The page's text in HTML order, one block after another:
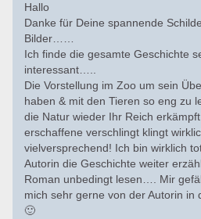
Hallo
Danke für Deine spannende
Bilder……
Ich finde die gesamte Geschichte
interessant…..
Die Vorstellung im Zoo um sein
haben & mit den Tieren so eng zu
die Natur wieder Ihr Reich
erschaffene verschlingt klingt
vielversprechend! Ich bin wirklich
Autorin die Geschichte weiter
Roman unbedingt lesen…. Mir
mich sehr gerne von der Autorin in
🙂